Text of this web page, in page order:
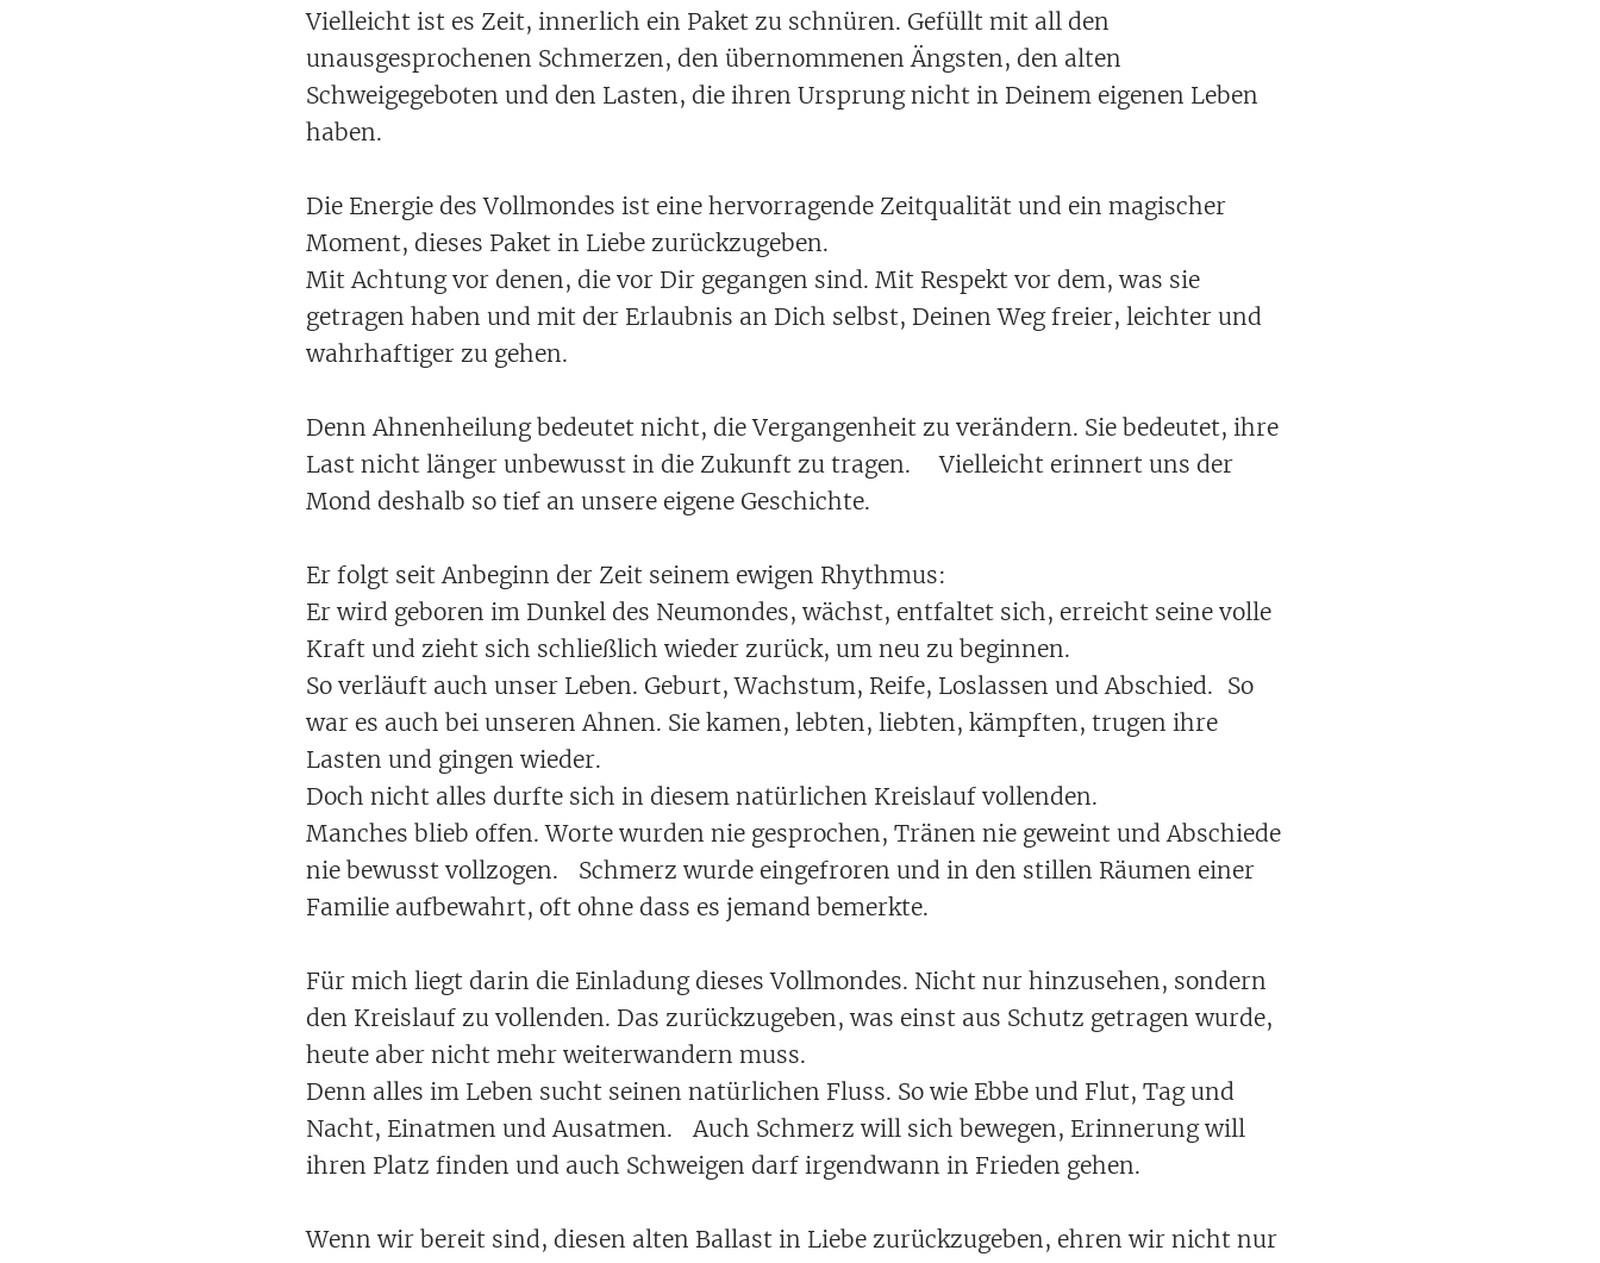
Vielleicht ist es Zeit, innerlich ein Paket zu schnüren. Gefüllt mit all den
unausgesprochenen Schmerzen, den übernommenen Ängsten, den alten
Schweigegeboten und den Lasten, die ihren Ursprung nicht in Deinem eigenen Leben
haben.
Die Energie des Vollmondes ist eine hervorragende Zeitqualität und ein magischer
Moment, dieses Paket in Liebe zurückzugeben.
Mit Achtung vor denen, die vor Dir gegangen sind. Mit Respekt vor dem, was sie
getragen haben und mit der Erlaubnis an Dich selbst, Deinen Weg freier, leichter und
wahrhaftiger zu gehen.
Denn Ahnenheilung bedeutet nicht, die Vergangenheit zu verändern. Sie bedeutet, ihre
Last nicht länger unbewusst in die Zukunft zu tragen. Vielleicht erinnert uns der
Mond deshalb so tief an unsere eigene Geschichte.
Er folgt seit Anbeginn der Zeit seinem ewigen Rhythmus:
Er wird geboren im Dunkel des Neumondes, wächst, entfaltet sich, erreicht seine volle
Kraft und zieht sich schließlich wieder zurück, um neu zu beginnen.
So verläuft auch unser Leben. Geburt, Wachstum, Reife, Loslassen und Abschied. So
war es auch bei unseren Ahnen. Sie kamen, lebten, liebten, kämpften, trugen ihre
Lasten und gingen wieder.
Doch nicht alles durfte sich in diesem natürlichen Kreislauf vollenden.
Manches blieb offen. Worte wurden nie gesprochen, Tränen nie geweint und Abschiede
nie bewusst vollzogen. Schmerz wurde eingefroren und in den stillen Räumen einer
Familie aufbewahrt, oft ohne dass es jemand bemerkte.
Für mich liegt darin die Einladung dieses Vollmondes. Nicht nur hinzusehen, sondern
den Kreislauf zu vollenden. Das zurückzugeben, was einst aus Schutz getragen wurde,
heute aber nicht mehr weiterwandern muss.
Denn alles im Leben sucht seinen natürlichen Fluss. So wie Ebbe und Flut, Tag und
Nacht, Einatmen und Ausatmen. Auch Schmerz will sich bewegen, Erinnerung will
ihren Platz finden und auch Schweigen darf irgendwann in Frieden gehen.
Wenn wir bereit sind, diesen alten Ballast in Liebe zurückzugeben, ehren wir nicht nur